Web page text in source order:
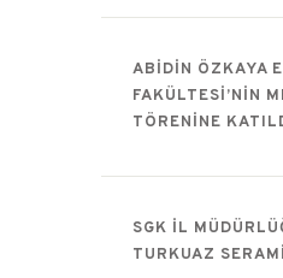
ABIDIN ÖZKAYA
FAKÜLTESI’NIN
TÖRENINE
SGK İL
TURKUAZ